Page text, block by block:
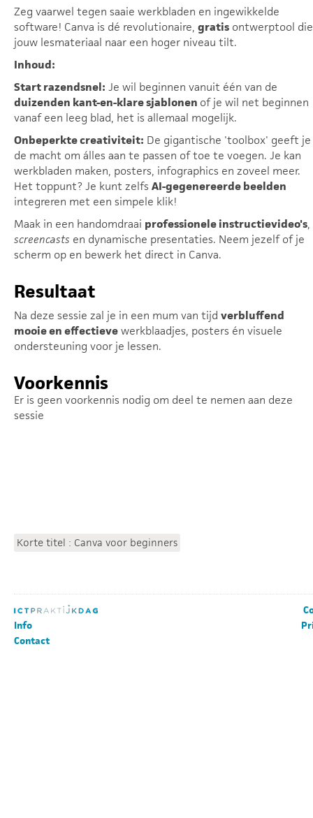
Zeg vaarwel tegen saaie werkbladen en ingewikkelde
software! Canva is dé revolutionaire, gratis ontwerptool die
jouw lesmateriaal naar een hoger niveau tilt.
Inhoud:
Start razendsnel: Je wil beginnen vanuit één van de
duizenden kant-en-klare sjablonen of je wil net beginnen
vanaf een leeg blad, het is allemaal mogelijk.
Onbeperkte creativiteit: De gigantische 'toolbox' geeft je
de macht om álles aan te passen of toe te voegen. Je kan
werkbladen maken, posters, infographics en zoveel meer.
Het toppunt? Je kunt zelfs AI-gegenereerde beelden
integreren met een simpele klik!
Maak in een handomdraai professionele instructievideo's,
screencasts en dynamische presentaties. Neem jezelf of je
scherm op en bewerk het direct in Canva.
Resultaat
Na deze sessie zal je in een mum van tijd verbluffend
mooie en effectievewerkblaadjes, posters én visuele
ondersteuning voor je lessen.
Voorkennis
Er is geen voorkennis nodig om deel te nemen aan deze
sessie
Korte titel : Canva voor beginners
Info
Contact